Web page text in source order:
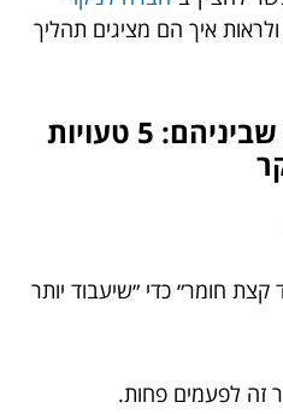
ולראות איך הם מציגים תהליך
ריחות, כתמים ומה שביניהם: 5 טעויות
חומר״ כדי ״שיעבוד יותר
זה לפעמים פחות.